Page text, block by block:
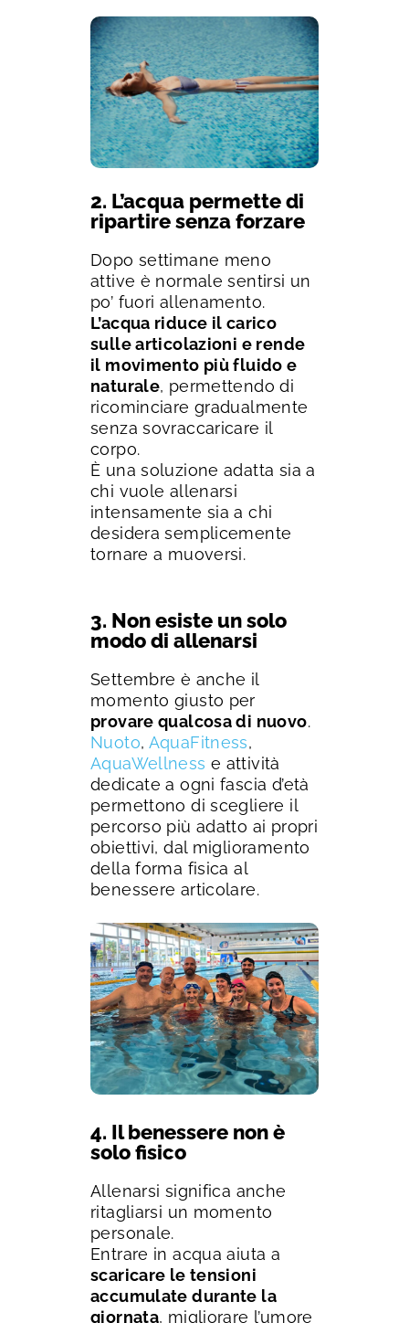
2. L’acqua permette di
ripartire senza forzare
Dopo settimane meno
attive è normale sentirsi un
po’ fuori allenamento.
L’acqua riduce il carico
sulle articolazioni e rende
il movimento più fluido e
naturale, permettendo di
ricominciare gradualmente
senza sovraccaricare il
corpo.
È una soluzione adatta sia a
chi vuole allenarsi
intensamente sia a chi
desidera semplicemente
tornare a muoversi.
3. Non esiste un solo
modo di allenarsi
Settembre è anche il
momento giusto per
provare qualcosa di nuovo.
Nuoto, AquaFitness,
AquaWellness e attività
dedicate a ogni fascia d’età
permettono di scegliere il
percorso più adatto ai propri
obiettivi, dal miglioramento
della forma fisica al
benessere articolare.
4. Il benessere non è
solo fisico
Allenarsi significa anche
ritagliarsi un momento
personale.
Entrare in acqua aiuta a
scaricare le tensioni
accumulate durante la
giornata, migliorare l’umore